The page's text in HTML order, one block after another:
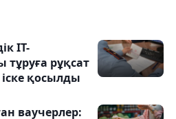
IT-
рұқсат
қосылды
ваучерлер: